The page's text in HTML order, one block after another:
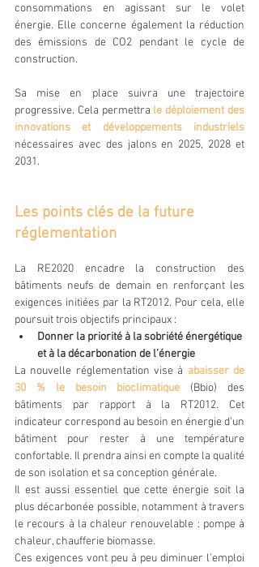
consommations en agissant sur le volet
énergie. Elle concerne également la réduction
des émissions de CO2 pendant le cycle de
construction.
Sa mise en place suivra une trajectoire
progressive. Cela permettra le déploiement des
innovations et développements industriels
nécessaires avec des jalons en 2025, 2028 et
2031.
Les points clés de la future
réglementation
La RE2020 encadre la construction des
bâtiments neufs de demain en renforçant les
exigences initiées par la RT2012. Pour cela, elle
poursuit trois objectifs principaux :
Donner la priorité à la sobriété énergétique
et à la décarbonation de l’énergie
La nouvelle réglementation vise à abaisser de
30 % le besoin bioclimatique (Bbio) des
bâtiments par rapport à la RT2012. Cet
indicateur correspond au besoin en énergie d’un
bâtiment pour rester à une température
confortable. Il prendra ainsi en compte la qualité
de son isolation et sa conception générale.
Il est aussi essentiel que cette énergie soit la
plus décarbonée possible, notamment à travers
le recours à la chaleur renouvelable : pompe à
chaleur, chaufferie biomasse.
Ces exigences vont peu à peu diminuer l’emploi